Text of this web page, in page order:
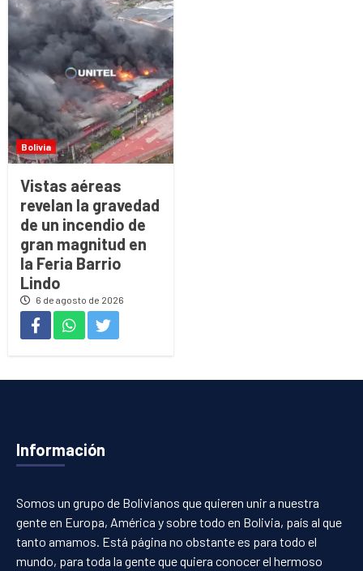
Bolivia
Vistas aéreas
revelan la gravedad
de un incendio de
gran magnitud en
la Feria Barrio
Lindo
6 de agosto de 2026
Información
Somos un grupo de Bolivianos que quieren unir a nuestra
gente en Europa, América y sobre todo en Bolivia, país al que
tanto amamos. Está página no obstante es para todo el
mundo, para toda la gente que quiera conocer el hermoso